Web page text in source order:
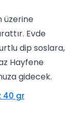
üzerine
Evde
dip soslara,
Hayfene
gidecek.
40 gr